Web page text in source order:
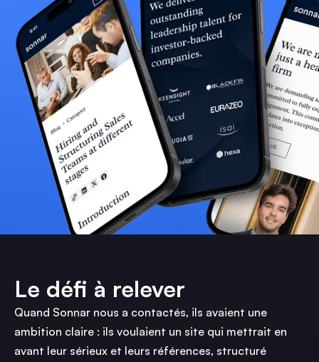
Le défi à relever
Quand Sonnar nous a contactés, ils avaient une
ambition claire : ils voulaient un site qui mettrait en
avant leur sérieux et leurs références, structuré